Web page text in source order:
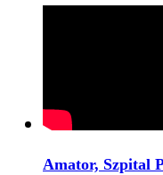
Amator, Szpital